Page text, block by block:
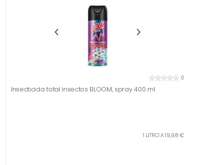
0
Insecticida total insectos BLOOM, spray 400 ml
1 LITRO A 19,98 €